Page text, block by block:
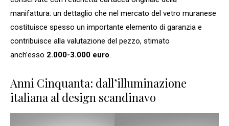
manifattura: un dettaglio che nel mercato del vetro muranese
costituisce spesso un importante elemento di garanzia e
contribuisce alla valutazione del pezzo, stimato
anch’esso 2.000-3.000 euro
Anni Cinquanta: dall’illuminazione
italiana al design scandinavo